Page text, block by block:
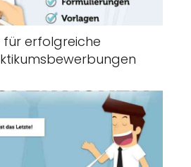
für erfolgreiche